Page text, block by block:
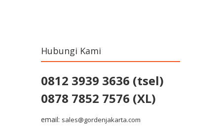
Hubungi Kami
0812 3939 3636 (tsel)
0878 7852 7576 (XL)
email: sales@gordenjakarta.com